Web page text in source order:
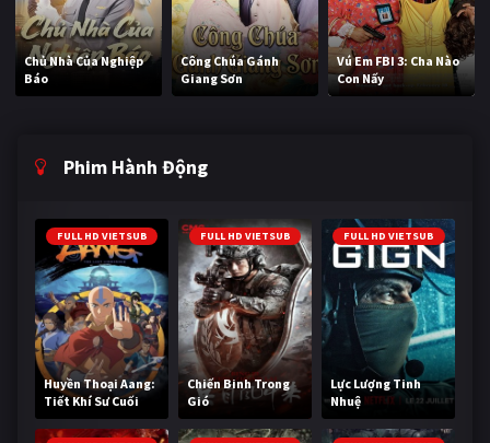
Chủ Nhà Của Nghiệp
Báo
Công Chúa Gánh
Giang Sơn
Vú Em FBI 3: Cha Nào
Con Nấy
Phim Hành Động
FULL HD VIETSUB
Huyền Thoại Aang:
Tiết Khí Sư Cuối
Cùng
FULL HD VIETSUB
Chiến Binh Trong
Gió
FULL HD VIETSUB
Lực Lượng Tinh
Nhuệ